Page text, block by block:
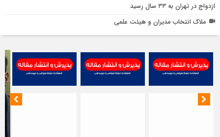
ازدواج در تهران به ۳۳ سال رسید
ملاک انتخاب مدیران و هیئت علمی